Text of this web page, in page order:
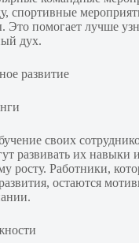
спортивные
Это помогает лучше
дух.
развитие
своих
развивать их навыки
росту. Работники,
остаются